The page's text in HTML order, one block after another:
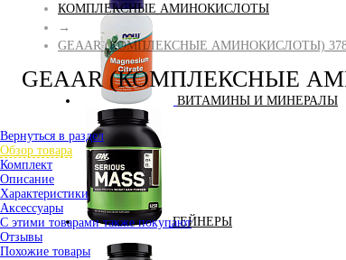
ВИТАМИНЫ И МИНЕРАЛЫ
ГЕЙНЕРЫ
КОМПЛЕКСНЫЕ АМИНОКИСЛОТЫ
→
GEAAR (КОМПЛЕКСНЫЕ АМИНОКИСЛОТЫ) 378
GEAAR (КОМПЛЕКСНЫЕ
Вернуться в раздел
Обзор товара
Комплект
Описание
Характеристики
Аксессуары
С этими товарами также покупают
Отзывы
Похожие товары